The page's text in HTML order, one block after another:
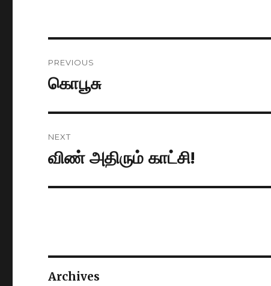
navigation
PREVIOUS
Previous
கொபூசு
NEXT
Next
விண் அதிரும் காட்சி!
Archives